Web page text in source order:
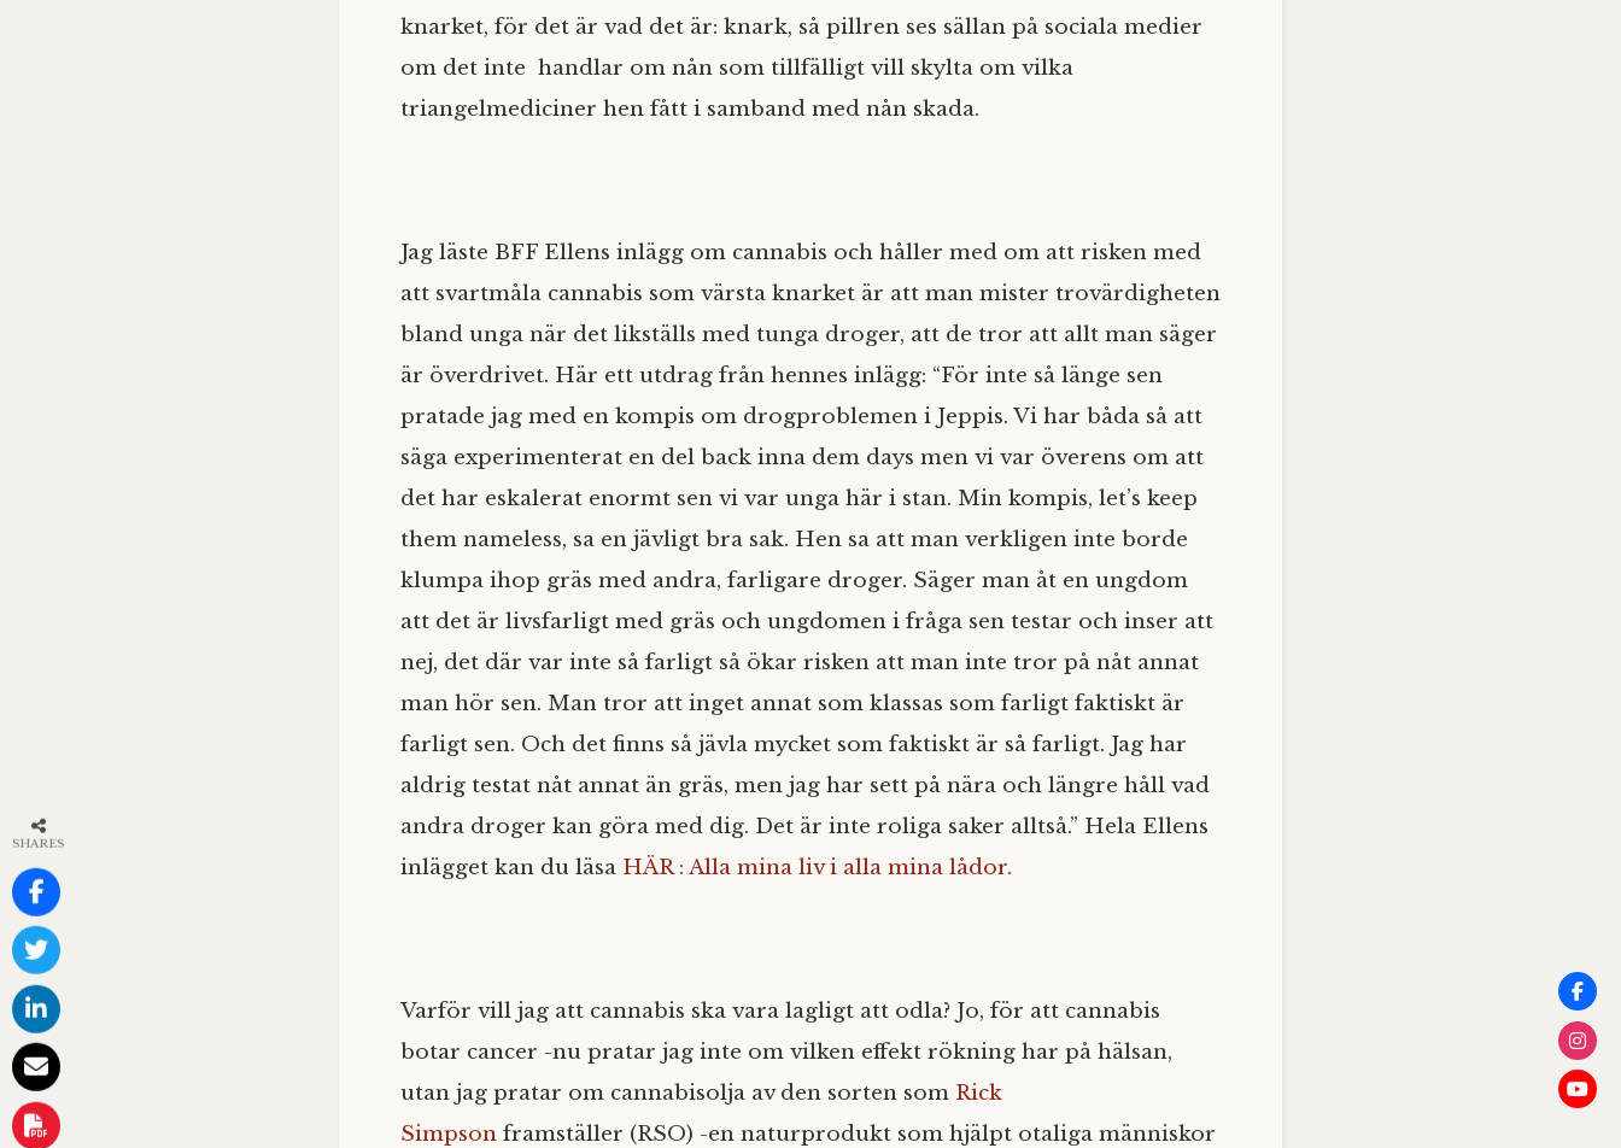
knarket, för det är vad det är: knark, så pillren ses sällan på sociala medier
om det inte handlar om nån som tillfälligt vill skylta om vilka
triangelmediciner hen fått i samband med nån skada.
Jag läste BFF Ellens inlägg om cannabis och håller med om att risken med
att svartmåla cannabis som värsta knarket är att man mister trovärdigheten
bland unga när det likställs med tunga droger, att de tror att allt man säger
är överdrivet. Här ett utdrag från hennes inlägg: “För inte så länge sen
pratade jag med en kompis om drogproblemen i Jeppis. Vi har båda så att
säga experimenterat en del back inna dem days men vi var överens om att
det har eskalerat enormt sen vi var unga här i stan. Min kompis, let’s keep
them nameless, sa en jävligt bra sak. Hen sa att man verkligen inte borde
klumpa ihop gräs med andra, farligare droger. Säger man åt en ungdom
att det är livsfarligt med gräs och ungdomen i fråga sen testar och inser att
nej, det där var inte så farligt så ökar risken att man inte tror på nåt annat
man hör sen. Man tror att inget annat som klassas som farligt faktiskt är
farligt sen. Och det finns så jävla mycket som faktiskt är så farligt. Jag har
aldrig testat nåt annat än gräs, men jag har sett på nära och längre håll vad
andra droger kan göra med dig. Det är inte roliga saker alltså.” Hela Ellens
inlägget kan du läsa HÄR : Alla mina liv i alla mina lådor.
Varför vill jag att cannabis ska vara lagligt att odla? Jo, för att cannabis
botar cancer -nu pratar jag inte om vilken effekt rökning har på hälsan,
utan jag pratar om cannabisolja av den sorten som Rick
Simpson framställer (RSO) -en naturprodukt som hjälpt otaliga människor
SHARES